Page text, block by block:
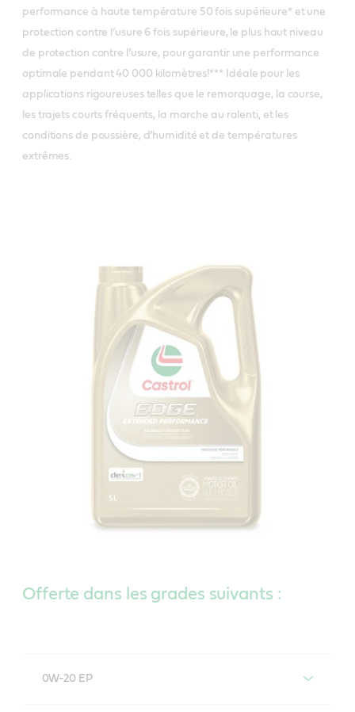
performance à haute température 50 fois supérieure* et une
protection contre l’usure 6 fois supérieure, le plus haut niveau
de protection contre l’usure, pour garantir une performance
optimale pendant 40 000 kilomètres!*** Idéale pour les
applications rigoureuses telles que le remorquage, la course,
les trajets courts fréquents, la marche au ralenti, et les
conditions de poussière, d’humidité et de températures
extrêmes.
Offerte dans les grades suivants :
0W-20 EP